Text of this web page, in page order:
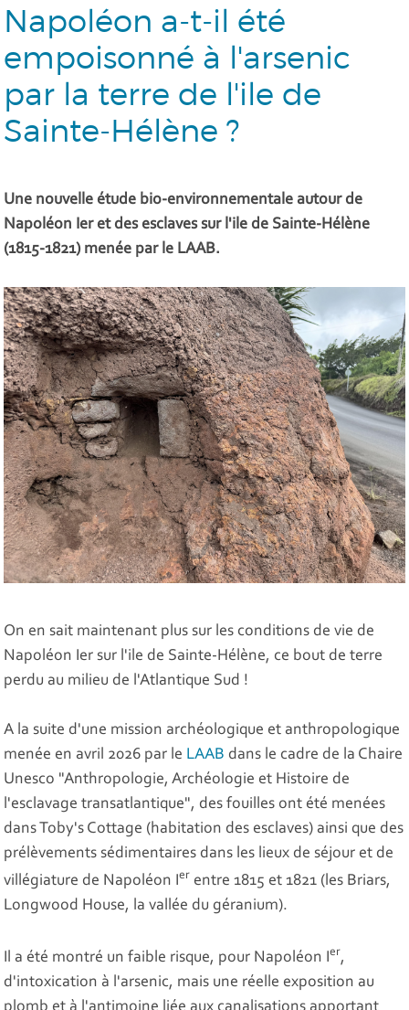
Napoléon a-t-il été
empoisonné à l'arsenic
par la terre de l'ile de
Sainte-Hélène ?
Une nouvelle étude bio-environnementale autour de
Napoléon Ier et des esclaves sur l'ile de Sainte-Hélène
(1815-1821) menée par le LAAB.
On en sait maintenant plus sur les conditions de vie de
Napoléon Ier sur l'ile de Sainte-Hélène, ce bout de terre
perdu au milieu de l'Atlantique Sud !
A la suite d'une mission archéologique et anthropologique
menée en avril 2026 par le LAAB dans le cadre de la Chaire
Unesco "Anthropologie, Archéologie et Histoire de
l'esclavage transatlantique", des fouilles ont été menées
dans Toby's Cottage (habitation des esclaves) ainsi que des
prélèvements sédimentaires dans les lieux de séjour et de
villégiature de Napoléon Ier entre 1815 et 1821 (les Briars,
Longwood House, la vallée du géranium).
Il a été montré un faible risque, pour Napoléon Ier,
d'intoxication à l'arsenic, mais une réelle exposition au